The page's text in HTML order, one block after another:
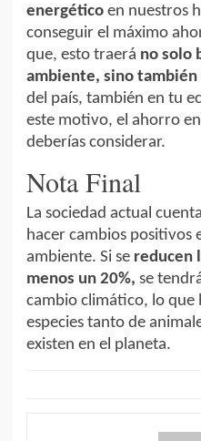
energético en nuestros
conseguir el máximo
que, esto traerá no solo
ambiente, sino también
del país, también en tu
este motivo, el ahorro
deberías considerar.
Nota Final
La sociedad actual
hacer cambios positivos
ambiente. Si se reducen
menos un 20%, se
cambio climático, lo que
especies tanto de
existen en el planeta.